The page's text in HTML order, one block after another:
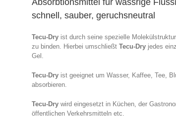
Absorbtionsmittel für wässrige
schnell, sauber, geruchsneutral
Tecu-Dryist durch seine spezielle
zu binden. Hierbei umschließt Tecu-Dryjedes
Gel.
Tecu-Dry ist geeignet um Wasser, Kaffee, Tee,
absorbieren.
Tecu-Dry wird eingesetzt in Küchen, der
öffentlichen Verkehrsmitteln etc.